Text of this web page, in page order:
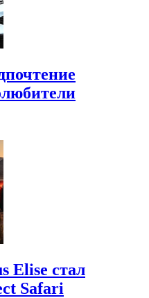
Elise стал
Safari